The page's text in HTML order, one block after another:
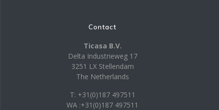
Contact
Ticasa B.V.
Delta Industrieweg 17
3251 LX Stellendam
The Netherlands
T: +31(0)187 497511
WA :+31(0)187 497511